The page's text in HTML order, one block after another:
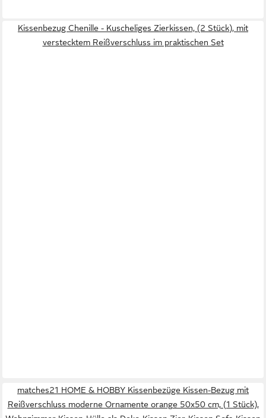
Kissenbezug Chenille - Kuscheliges Zierkissen, (2 Stück), mit
verstecktem Reißverschluss im praktischen Set
matches21 HOME & HOBBY Kissenbezüge Kissen-Bezug mit
Reißverschluss moderne Ornamente orange 50x50 cm, (1 Stück),